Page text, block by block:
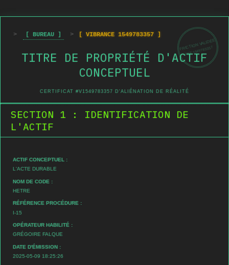
FRICTION VALIDÉE
REF:1549783357
> [ BUREAU ] > [ VIBRANCE 1549783357 ]
TITRE DE PROPRIÉTÉ D'ACTIF
CONCEPTUEL
CERTIFICAT #V1549783357 D'ALIÉNATION DE RÉALITÉ
SECTION 1 : IDENTIFICATION DE
L'ACTIF
ACTIF CONCEPTUEL :
L'ACTE DURABLE
NOM DE CODE :
HETRE
RÉFÉRENCE PROCÉDURE :
I-15
OPÉRATEUR HABILITÉ :
GRÉGOIRE FALQUE
DATE D'ÉMISSION :
2025-05-09 18:25:26